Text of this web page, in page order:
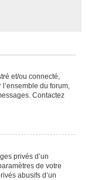
et/ou connecté,
du forum,
Contactez
privés d’un
de votre
abusifs d’un